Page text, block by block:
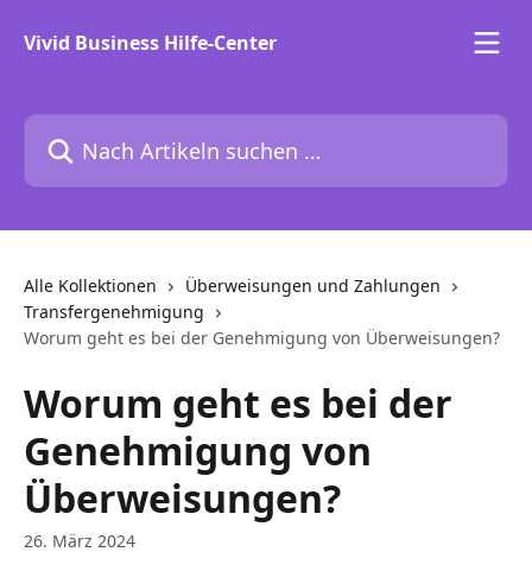
Vivid Business Hilfe-Center
Nach Artikeln suchen …
Alle Kollektionen
Überweisungen und Zahlungen
Transfergenehmigung
Worum geht es bei der Genehmigung von Überweisungen?
Worum geht es bei der
Genehmigung von
Überweisungen?
26. März 2024